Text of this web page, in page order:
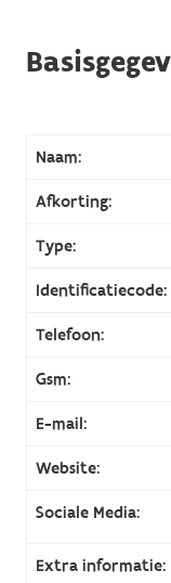
Naam:
Afkorting:
Type:
Identificatiecode:
Telefoon:
Gsm:
E-mail:
Website:
Sociale Media:
Extra informatie: